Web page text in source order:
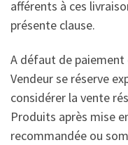
afférents à ces
présente clause.
A défaut de paiement
Vendeur se réserve
considérer la vente
Produits après mise
recommandée ou